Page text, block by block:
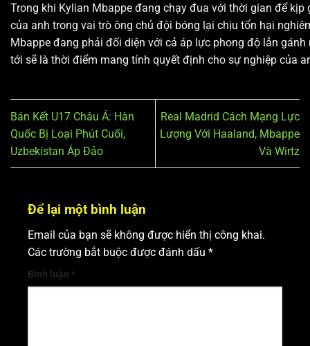
Trong khi Kylian Mbappe đang chạy đua với thời gian để
của anh trong vai trò ông chủ đội bóng lại chịu tổn hại
Mbappe đang phải đối diện với cả áp lực phong độ lẫn
tới sẽ là thời điểm mang tính quyết định cho sự nghiệp của
Bán Kết U17 Châu Á: Hàn
Quốc Bị Loại Phút Cuối,
Uzbekistan Áp Đảo
Real Madrid Cách Mạng Lực
Lượng Với Haaland, Mbappe
Và Wirtz
Để lại một bình luận
Email của bạn sẽ không được hiển thị công khai.
Các trường bắt buộc được đánh dấu *
Bình luận *